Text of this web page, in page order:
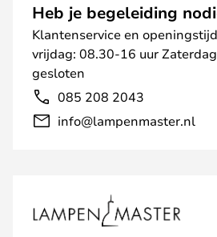
Heb je begeleiding
Klantenservice en
vrijdag: 08.30-16 uur
gesloten
085 208 2043
info@lampenmaster.nl